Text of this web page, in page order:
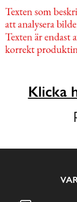
Klicka